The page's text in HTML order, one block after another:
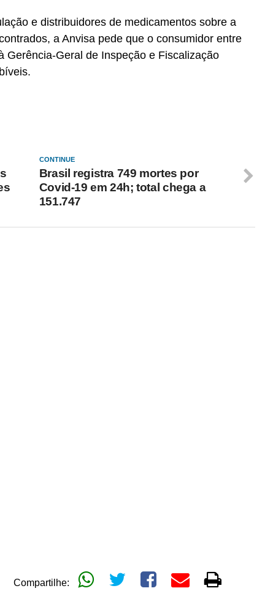
e distribuidores de medicamentos sobre a
a Anvisa pede que o consumidor entre
Gerência-Geral de Inspeção e Fiscalização
CONTINUE
Brasil registra 749 mortes por
Covid-19 em 24h; total chega a
151.747
Compartilhe: